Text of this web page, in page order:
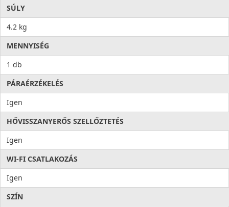
SÚLY
4.2 kg
MENNYISÉG
1 db
PÁRAÉRZÉKELÉS
Igen
HŐVISSZANYERŐS SZELLŐZTETÉS
Igen
WI-FI CSATLAKOZÁS
Igen
SZÍN